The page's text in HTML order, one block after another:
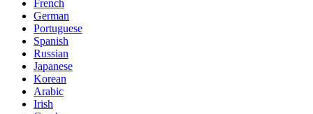
French
German
Portuguese
Spanish
Russian
Japanese
Korean
Arabic
Irish